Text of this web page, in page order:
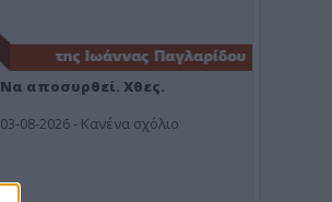
Να αποσυρθεί. Χθες.
03-08-2026 - Κανένα σχόλιο